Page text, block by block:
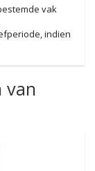
vak
indien
van